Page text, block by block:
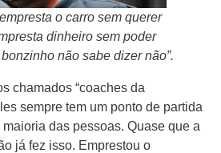
o carro sem querer
dinheiro sem poder
não sabe dizer não”.
chamados “coaches da
sempre tem um ponto de partida
das pessoas. Quase que a
já fez isso. Emprestou o